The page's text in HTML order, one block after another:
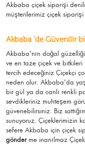
Akbaba çiçek siparişi
müşterilerimiz çiçek
Akbaba 'de Güvenilir
Akbaba'nın doğal
ve en taze çiçek ve
tercih edeceğiniz Çiçekçi
neden olur. Akbaba'da
bir gül ya da canlı renkli
sevdikleriniz muhteşem
güvenebilirsiniz. Biz
sunuyoruz. Çiçeklerimizin
sefere Akbaba için çiçek
gönderme inanılmaz